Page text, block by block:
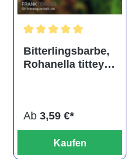
von 5 von 5 Sternen
Bitterlingsbarbe,
Rohanella titteya,
Ab 3,59 €*
Kaufen